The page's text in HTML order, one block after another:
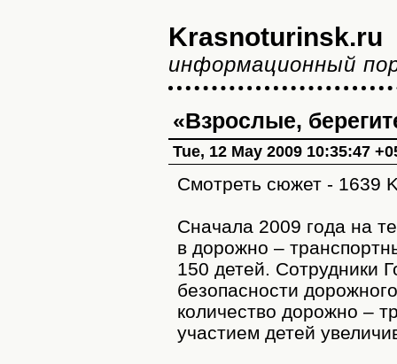
Krasnoturinsk.ru
информационный
«Взрослые,
Tue, 12 May 2009 10:35:47
Смотреть сюжет - 1639
Сначала 2009 года на
в дорожно –
150 детей. Сотрудники
безопасности
количество дорожно –
участием детей